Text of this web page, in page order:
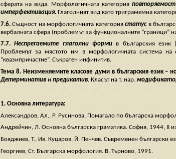
сферата на вида. Морфологичната категория повторяемост
имперфективация. Глаголният вид като триграмемна
7.6. Същност на морфологичната категория статусв
вербалната сфера (проблемът за функционалните “граници” на
7.7. Неспрегаемите глаголни формив българския език
Проблемът за мястото им в морфологичната система на
“квазипричастие”. Съкратен инфинитив.
Тема 8. Неизменяемите класове думи в българския език –
Детерминатив и предикатив. Класът на т. нар.
1. Основна литература:
Александров, Ал., Р. Русинова. Помагало по българска
Андрейчин, Л. Основна българска граматика. София, 1944, ІІ
Бояджиев, Т., Ив. Куцаров, Й. Пенчев. Съвременен български
Георгиев, Ст. Българска морфология. В. Търново, 1991.